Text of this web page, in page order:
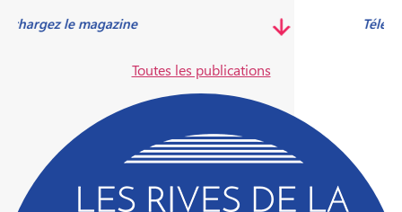
Télécharger le magazine
Toutes les publications